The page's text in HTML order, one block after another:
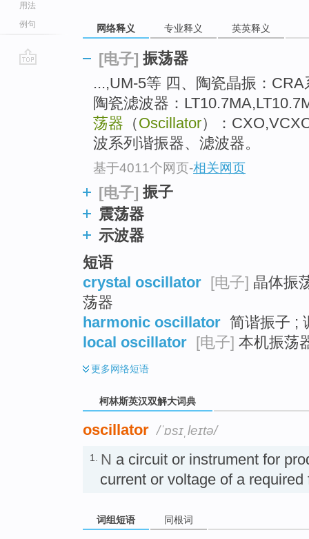
用法
例句
网络释义 专业释义 英英释义
[电子] 振荡器
...,UM-5等 四、陶瓷晶振：
陶瓷滤波器：
荡器 （Oscillator）：
波系列谐振器、滤波器。
基于4011个网页-相关网页
[电子] 振子
震荡器
示波器
短语
crystal oscillator [电子] 晶体振
荡器
harmonic oscillator 简谐振子 ;
local oscillator [电子] 本机振荡
更多网络短语
柯林斯英汉双解大词典
oscillator /ˈɒsɪˌleɪtə/
1. N a circuit or instrument for
current or voltage of a
词组短语 同根词